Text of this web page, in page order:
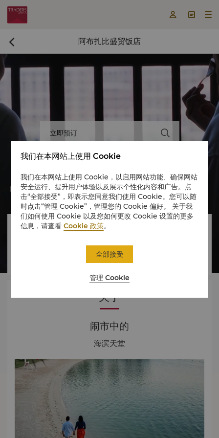
  
 阿布扎比盛贸饭店
 
立即预订 
 
美食

体验
关于
闹市中的
海滨天堂
我们在本网站上使用 Cookie
我们在本网站上使用 Cookie，以启用网站功能、确保网站
安全运行、提升用户体验以及展示个性化内容和广告。点
击“全部接受”，即表示您同意我们使用 Cookie。您可以随
时点击“管理 Cookie”，管理您的 Cookie 偏好。 关于我
们如何使用 Cookie 以及您如何更改 Cookie 设置的更多
信息，请查看Cookie 政策。
管理 Cookie
全部接受